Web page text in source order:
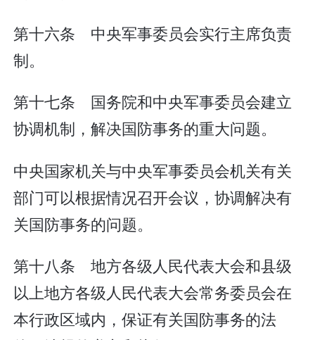
第十六条 中央军事委员会实行主席负责
制。
第十七条 国务院和中央军事委员会建立
协调机制，解决国防事务的重大问题。
中央国家机关与中央军事委员会机关有关
部门可以根据情况召开会议，协调解决有
关国防事务的问题。
第十八条 地方各级人民代表大会和县级
以上地方各级人民代表大会常务委员会在
本行政区域内，保证有关国防事务的法